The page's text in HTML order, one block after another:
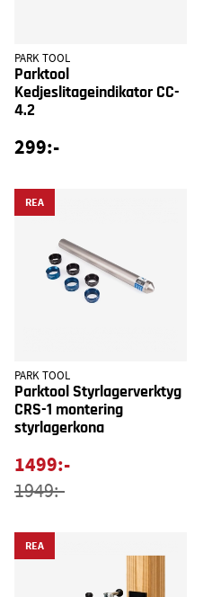
PARK TOOL
Parktool
Kedjeslitageindikator CC-
4.2
299:-
REA
PARK TOOL
Parktool Styrlagerverktyg
CRS-1 montering
styrlagerkona
1499:-
1949:-
REA